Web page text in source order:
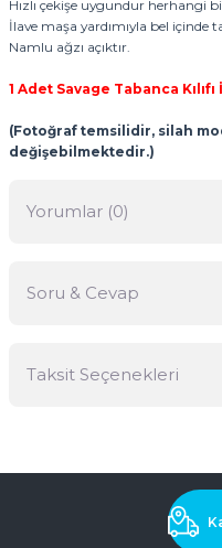
Hızlı çekişe uygundur herhangi
İlave maşa yardımıyla bel içinde
Namlu ağzı açıktır.
1 Adet Savage Tabanca
(Fotoğraf temsilidir, silah
değişebilmektedir.)
Yorumlar (0)
Soru & Cevap
Taksit Seçenekleri